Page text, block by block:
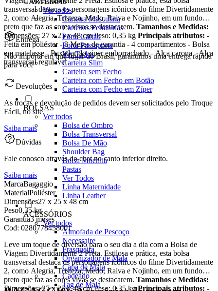
Ver todos
Carteira Masculina
Carteiras Femininas
Porta Cartão
Porta Passaporte
Ver Todos
Carteira Slim
Carteira sem Fecho
Carteira com Fecho em Botão
Carteira com Fecho em Zíper
BOLSAS
Ver todos
Bolsa de Ombro
Bolsa Transversal
Bolsa De Mão
Shoulder Bag
Bolsa Mochila
Pastas
Ver Todos
Linha Maternidade
Linha Leather
ACESSÓRIOS
Ver todos
Almofada de Pescoço
Necessaire
Frasqueira
Organizador de Mala
Capa de Mala
Cadeado
Tag de Mala
transversal destaca os personagens icônicos do filme Divertidamente
2, como Alegria, Tristeza, Medo, Raiva e Nojinho, em um fundo
preto que faz as cores vivas se destacarem. Tamanhos e Medidas:
Dimensões: 27 x 25 x 48 cm Peso: 0,35 kg Principais atributos: -
Feita em poliéster - 3 Meses de garantia - 4 compartimentos - Bolsa
em matelasse - Puxador do ziper emborrachado - Alça carona - Alça
transversal regulavel
Entrega
Não importa em que lugar do Brasil, garantimos uma entrega rápida
para você
Devoluções
As trocas e devolução de pedidos devem ser solicitados pelo Troque
Fácil, no site.
Saiba mais
Dúvidas
Fale conosco através do chat no canto inferior direito.
Saiba mais
MarcaBagaggio
MaterialPoliéster
Dimensões27 x 25 x 48 cm
Peso0,35 kg
Garantia3 meses
Cod: 0280778458001
Leve um toque de diversão para o seu dia a dia com a Bolsa de
Viagem Divertidamente 2 Preta. Estilosa e prática, esta bolsa
transversal destaca os personagens icônicos do filme Divertidamente
2, como Alegria, Tristeza, Medo, Raiva e Nojinho, em um fundo
preto que faz as cores vivas se destacarem. Tamanhos e Medidas:
Dimensões: 27 x 25 x 48 cm Peso: 0,35 kgPrincipais atributos: -